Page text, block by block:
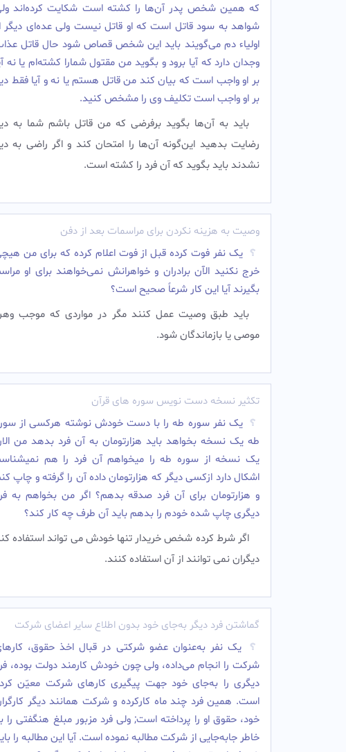
که همین شخص پدر آن‌ها را کشته است شکایت کرده‌اند
شواهد به سود قاتل است که او قاتل نیست ولی عده‌ای دیگر
اولیاء دم می‌گویند باید این شخص قصاص شود حال قاتل
وجدان دارد که آیا برود و بگوید من مقتول شمارا کشته‌ام یا نه
بر او واجب است که بیان کند من قاتل هستم یا نه و آیا فقط
بر او واجب است تکلیف وی را مشخص کنید.
باید به آن‌ها بگوید برفرضی که من قاتل باشم شما به
رضایت بدهید این‌گونه آن‌ها را امتحان کند و اگر راضی به
نشدند باید بگوید که آن فرد را کشته است.
وصیت به هزینه نکردن برای مراسمات بعد از دفن
یک نفر فوت کرده قبل از فوت اعلام کرده که برای من
خرج نکنید الآن برادران و خواهرانش نمی‌خواهند برای او
بگیرند آیا این کار شرعاً صحیح است؟
باید طبق وصیت عمل کنند مگر در مواردی که موجب
موصی یا بازماندگان شود.
تکثیر نسخه دست نویس سوره های قرآن
یک نفر سوره طه را با دست خودش نوشته هرکسی از
طه یک نسخه بخواهد باید هزارتومان به آن فرد بدهد من
یک نسخه از سوره طه را میخواهم آن فرد را هم
اشکال دارد ازکسی دیگر که هزارتومان داده آن را گرفته و چاپ
و هزارتومان برای آن فرد صدقه بدهم؟ اگر من بخواهم به
دیگری چاپ شده خودم را بدهم باید آن طرف چه کار کند؟
اگر شرط کرده شخص خریدار تنها خودش می تواند استفاده
دیگران نمی توانند از آن استفاده کنند.‌
گماشتن فرد دیگر به‌جای خود بدون اطلاع سایر اعضای شرکت
یک نفر به‌عنوان عضو شرکتى در قبال اخذ حقوق،
شرکت را انجام می‌داده، ولى چون خودش کارمند دولت بوده،
دیگرى را به‌جای خود جهت پیگیرى کارهاى شرکت معیّن
است. همین فرد چند ماه کارکرده و شرکت همانند دیگر
خود، حقوق او را پرداخته است; ولى فرد مزبور مبلغ هنگفتى را
خاطر جابه‌جایى از شرکت مطالبه نموده است. آیا این مطالبه را